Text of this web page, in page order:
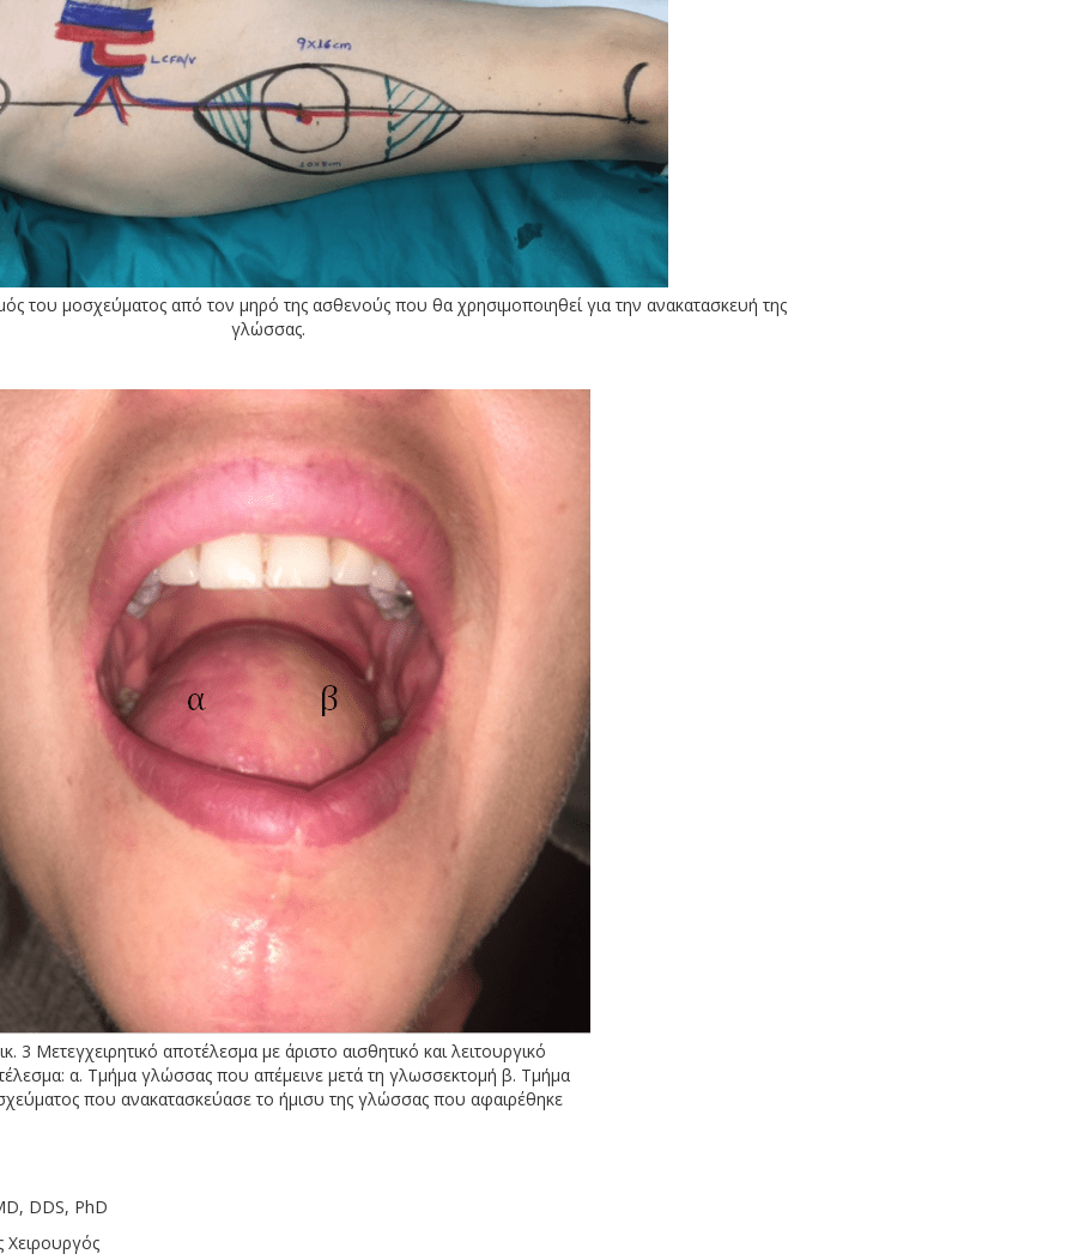
του μοσχεύματος από τον μηρό της ασθενούς που θα χρησιμοποιηθεί για την ανακατασκευή της
γλώσσας.
3 Μετεγχειρητικό αποτέλεσμα με άριστο αισθητικό και λειτουργικό
α. Τμήμα γλώσσας που απέμεινε μετά τη γλωσσεκτομή β. Τμήμα
που ανακατασκεύασε το ήμισυ της γλώσσας που αφαιρέθηκε
DDS, PhD
Χειρουργός